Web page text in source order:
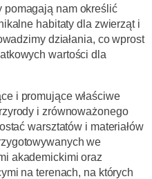
pomagają nam określić
habitaty dla zwierząt i
działania, co wprost
wartości dla
i promujące właściwe
i zrównoważonego
warsztatów i materiałów
we
akademickimi oraz
na terenach, na których